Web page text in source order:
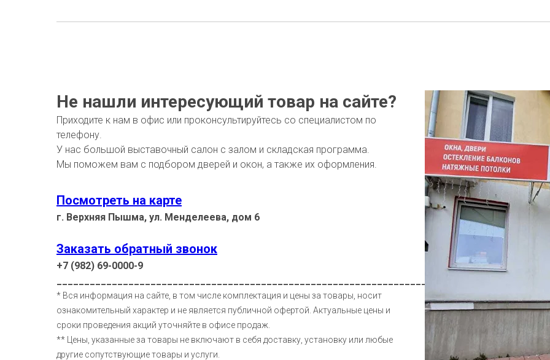
Не нашли интересующий товар на сайте?
Приходите к нам в офис или проконсультируйтесь со специалистом по
телефону.
У нас большой выставочный салон с залом и складская программа.
Мы поможем вам с подбором дверей и окон, а также их оформления.
Посмотреть на карте
г. Верхняя Пышма, ул. Менделеева, дом 6
Заказать обратный звонок
+7 (982) 69-0000-9
* Вся информация на сайте, в том числе комплектация и цены за товары, носит
ознакомительный характер и не является публичной офертой. Актуальные цены и
сроки проведения акций уточняйте в офисе продаж.
** Цены, указанные за товары не включают в себя доставку, установку или любые
другие сопутствующие товары и услуги.